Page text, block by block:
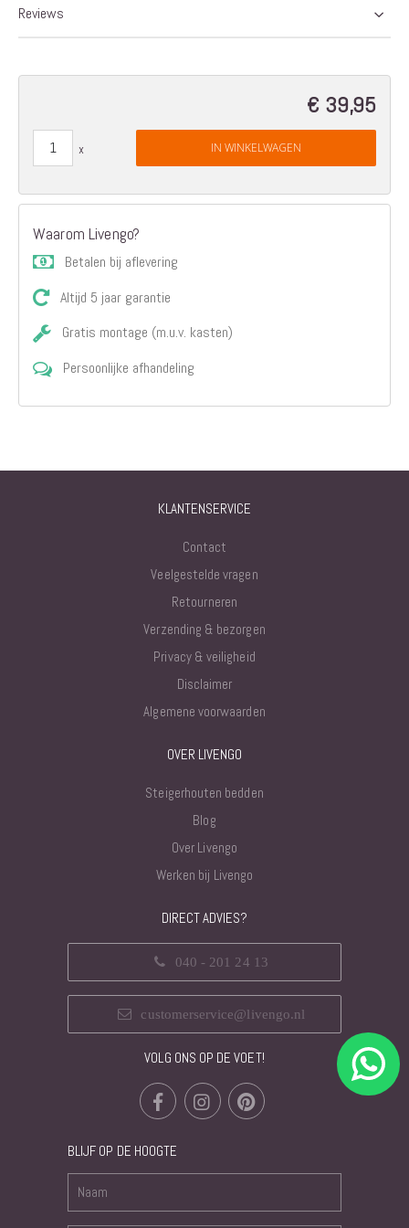
Reviews
€ 39,95
IN WINKELWAGEN
Waarom Livengo?
Betalen bij aflevering
Altijd 5 jaar garantie
Gratis montage (m.u.v. kasten)
Persoonlijke afhandeling
KLANTENSERVICE
Contact
Veelgestelde vragen
Retourneren
Verzending & bezorgen
Privacy & veiligheid
Disclaimer
Algemene voorwaarden
OVER LIVENGO
Steigerhouten bedden
Blog
Over Livengo
Werken bij Livengo
DIRECT ADVIES?
040 - 201 24 13
customerservice@livengo.nl
VOLG ONS OP DE VOET!
BLIJF OP DE HOOGTE